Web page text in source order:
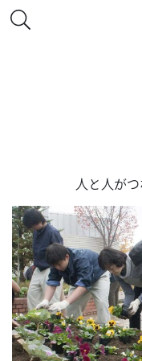
こ
人と人が